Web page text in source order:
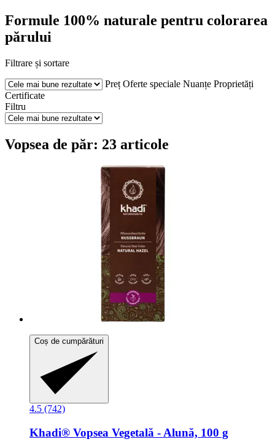
Formule 100% naturale pentru colorarea
părului
Filtrare și sortare
Preț Oferte speciale Nuanțe Proprietăți
Certificate
Filtru
Vopsea de păr: 23 articole
Coș de cumpărături
4.5 (742)
Khadi® Vopsea Vegetală -​ Alună, 100 g